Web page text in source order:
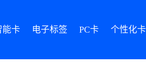
能卡 电子标签 PC卡 个性化卡